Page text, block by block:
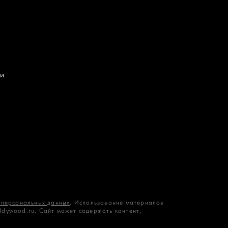
данных
. Использование материалов
Сайт может содержать контент,